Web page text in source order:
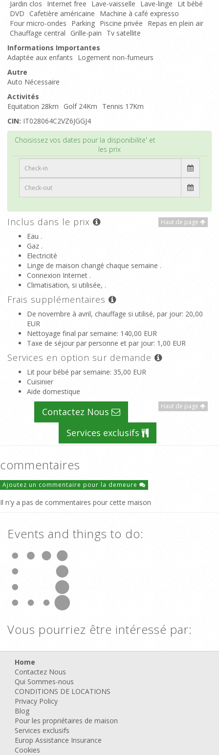
Jardin clos Internet free Lave-vaisselle Lave-linge
Lit bébé
DVD
Cafetière américaine
Machine à café expresso
Four micro-ondes
Parking Piscine privée
Repas en plein air
Chauffage central
Grille-pain
Tv satellite
Informations Importantes
Adaptée aux enfants
Logement non-fumeurs
Autre
Auto Nécessaire
Activités
Equitation 28km
Golf 24Km
Tennis 17Km
CIN: IT028064C2VZ6JGGJ4
Choisissez vos dates pour la disponibilite' et
les prix
Haut de page
Inclus dans le prix
Eau .
Gaz .
Electricité
Linge de maison changé chaque semaine .
Connexion Internet .
Climatisation, si utilisée, .
Frais supplémentaires
De novembre à avril, chauffage si utilisé, par jour: 20,00
EUR
Nettoyage final par semaine: 140,00 EUR
Taxe de séjour par personne et par jour: 1,00 EUR
Services en option sur demande
Lit pour bébé par semaine: 35,00 EUR
Cuisinier
Aide domestique
Haut de page
Contactez Nous
Services exclusifs
commentaires
Ajoutez un commentaire pour la demeure
Il n'y a pas de commentaires pour cette maison
Events and things to do:
Vous pourriez être intéressé par:
Home
Contactez Nous
Qui Sommes-nous
CONDITIONS DE LOCATIONS
Privacy Policy
Blog
Pour les propriétaires de maison
Services exclusifs
Europ Assistance Insurance
Cookies